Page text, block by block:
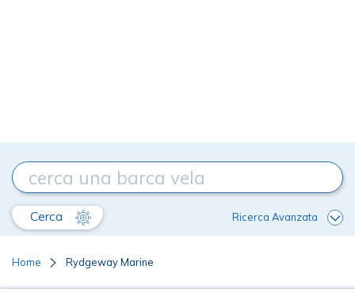
Cerca Ricerca Avanzata
Home Rydgeway Marine